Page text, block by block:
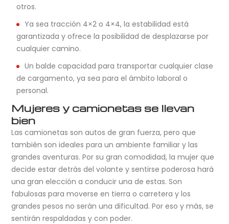
otros.
Ya sea tracción 4×2 o 4×4, la estabilidad está
garantizada y ofrece la posibilidad de desplazarse por
cualquier camino.
Un balde capacidad para transportar cualquier clase
de cargamento, ya sea para el ámbito laboral o
personal.
Mujeres y camionetas se llevan
bien
Las camionetas son autos de gran fuerza, pero que
también son ideales para un ambiente familiar y las
grandes aventuras. Por su gran comodidad, la mujer que
decide estar detrás del volante y sentirse poderosa hará
una gran elección a conducir una de estas. Son
fabulosas para moverse en tierra o carretera y los
grandes pesos no serán una dificultad. Por eso y más, se
sentirán respaldadas y con poder.